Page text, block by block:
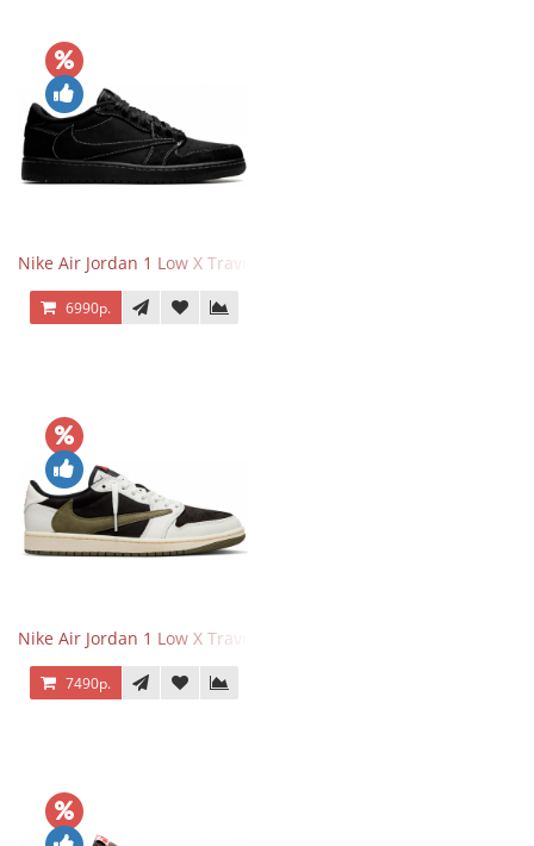
Nike Air Jordan 1 Low X Travis Scott Black Phantom
6990р.
Nike Air Jordan 1 Low X Travis Scott Olive
7490р.